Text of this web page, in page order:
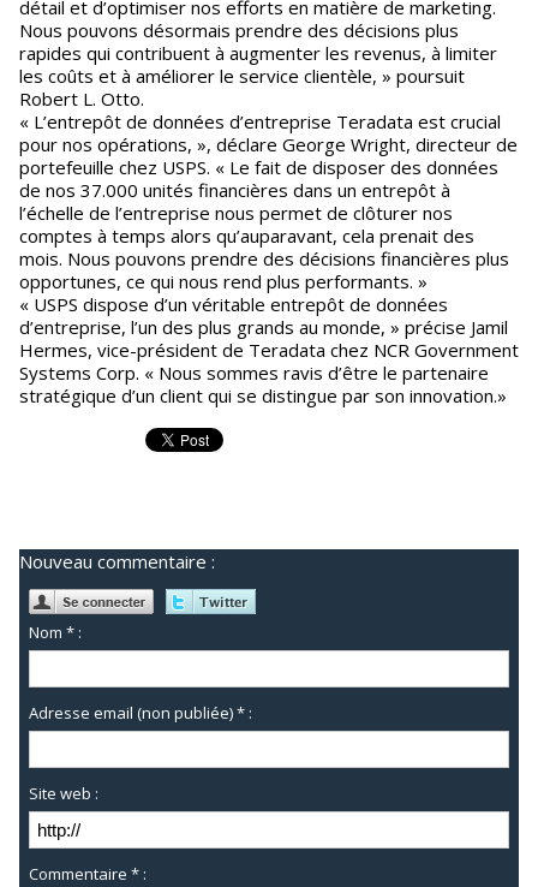
détail et d’optimiser nos efforts en matière de marketing.
Nous pouvons désormais prendre des décisions plus
rapides qui contribuent à augmenter les revenus, à limiter
les coûts et à améliorer le service clientèle, » poursuit
Robert L. Otto.
« L’entrepôt de données d’entreprise Teradata est crucial
pour nos opérations, », déclare George Wright, directeur de
portefeuille chez USPS. « Le fait de disposer des données
de nos 37.000 unités financières dans un entrepôt à
l’échelle de l’entreprise nous permet de clôturer nos
comptes à temps alors qu’auparavant, cela prenait des
mois. Nous pouvons prendre des décisions financières plus
opportunes, ce qui nous rend plus performants. »
« USPS dispose d’un véritable entrepôt de données
d’entreprise, l’un des plus grands au monde, » précise Jamil
Hermes, vice-président de Teradata chez NCR Government
Systems Corp. « Nous sommes ravis d’être le partenaire
stratégique d’un client qui se distingue par son innovation.»
Nouveau commentaire :
Nom * :
Adresse email (non publiée) * :
Site web :
Commentaire * :